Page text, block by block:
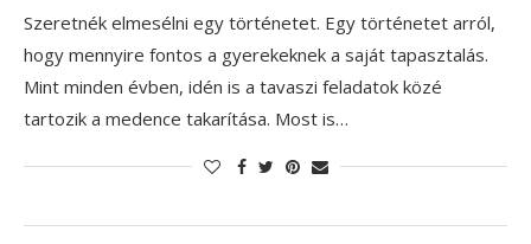
Szeretnék elmesélni egy történetet. Egy történetet arról,
hogy mennyire fontos a gyerekeknek a saját tapasztalás.
Mint minden évben, idén is a tavaszi feladatok közé
tartozik a medence takarítása. Most is…